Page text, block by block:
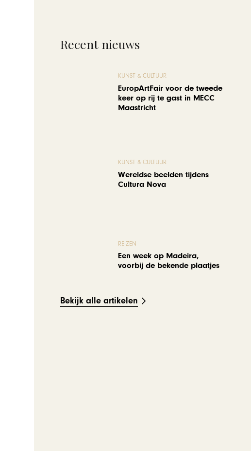
Recent nieuws
KUNST & CULTUUR
EuropArtFair voor de tweede
keer op rij te gast in MECC
Maastricht
KUNST & CULTUUR
Wereldse beelden tijdens
Cultura Nova
REIZEN
Een week op Madeira,
voorbij de bekende plaatjes
Bekijk alle artikelen